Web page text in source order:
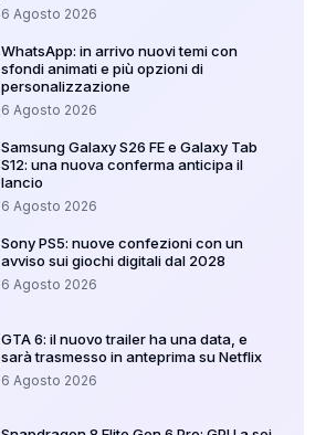
6 Agosto 2026
WhatsApp: in arrivo nuovi temi con
sfondi animati e più opzioni di
personalizzazione
6 Agosto 2026
Samsung Galaxy S26 FE e Galaxy Tab
S12: una nuova conferma anticipa il
lancio
6 Agosto 2026
Sony PS5: nuove confezioni con un
avviso sui giochi digitali dal 2028
6 Agosto 2026
GTA 6: il nuovo trailer ha una data, e
sarà trasmesso in anteprima su Netflix
6 Agosto 2026